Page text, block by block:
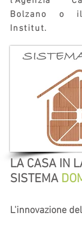
LA CASA IN
SISTEMA
L'innovazione
Bolzano o il
Institut.